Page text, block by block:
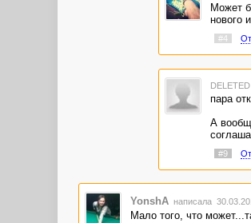
Может
нового
#4
DELETED
пара
А
#9
YonshA написала
Мало того, что